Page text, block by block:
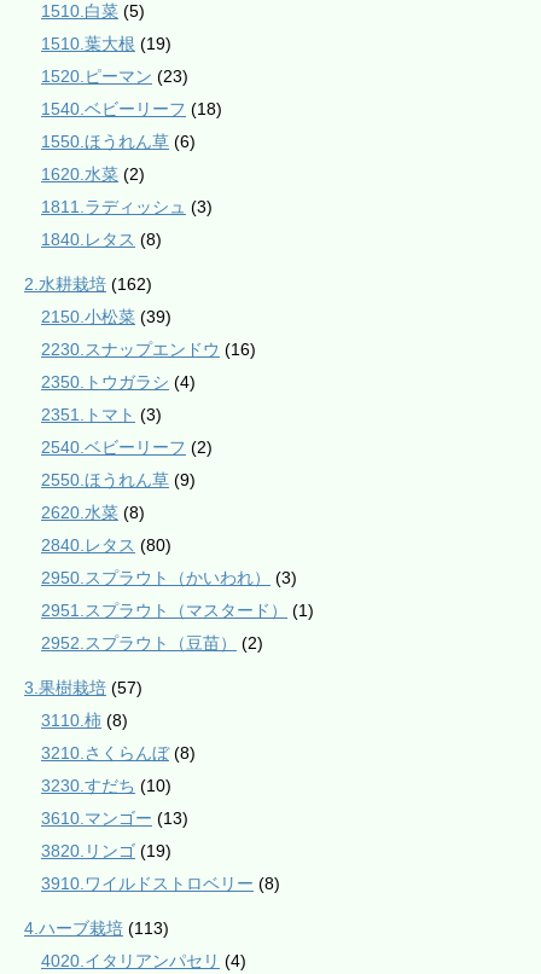
1510.白菜 (5)
1510.葉大根 (19)
1520.ピーマン (23)
1540.ベビーリーフ (18)
1550.ほうれん草 (6)
1620.水菜 (2)
1811.ラディッシュ (3)
1840.レタス (8)
2.水耕栽培 (162)
2150.小松菜 (39)
2230.スナップエンドウ (16)
2350.トウガラシ (4)
2351.トマト (3)
2540.ベビーリーフ (2)
2550.ほうれん草 (9)
2620.水菜 (8)
2840.レタス (80)
2950.スプラウト（かいわれ）
(3)
2951.スプラウト（マスタード）
(1)
2952.スプラウト（豆苗）
(2)
3.果樹栽培 (57)
3110.柿 (8)
3210.さくらんぼ(8)
3230.すだち (10)
3610.マンゴー (13)
3820.リンゴ (19)
3910.ワイルドストロベリー (8)
4.ハーブ栽培 (113)
4020.イタリアンパセリ (4)